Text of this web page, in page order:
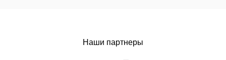
Наши партнеры